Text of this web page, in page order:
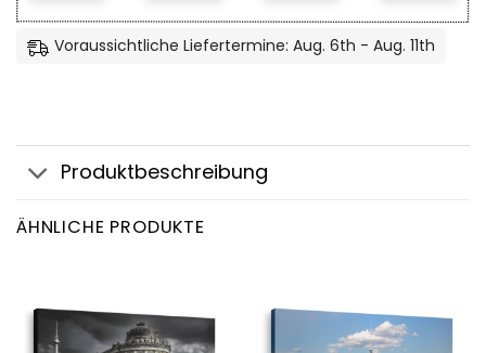
Voraussichtliche Liefertermine: Aug. 6th - Aug. 11th
Produktbeschreibung
ÄHNLICHE PRODUKTE